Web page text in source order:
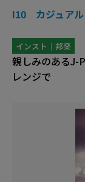
I10 カジュア
インスト｜邦楽
親しみのあるJ-
レンジで